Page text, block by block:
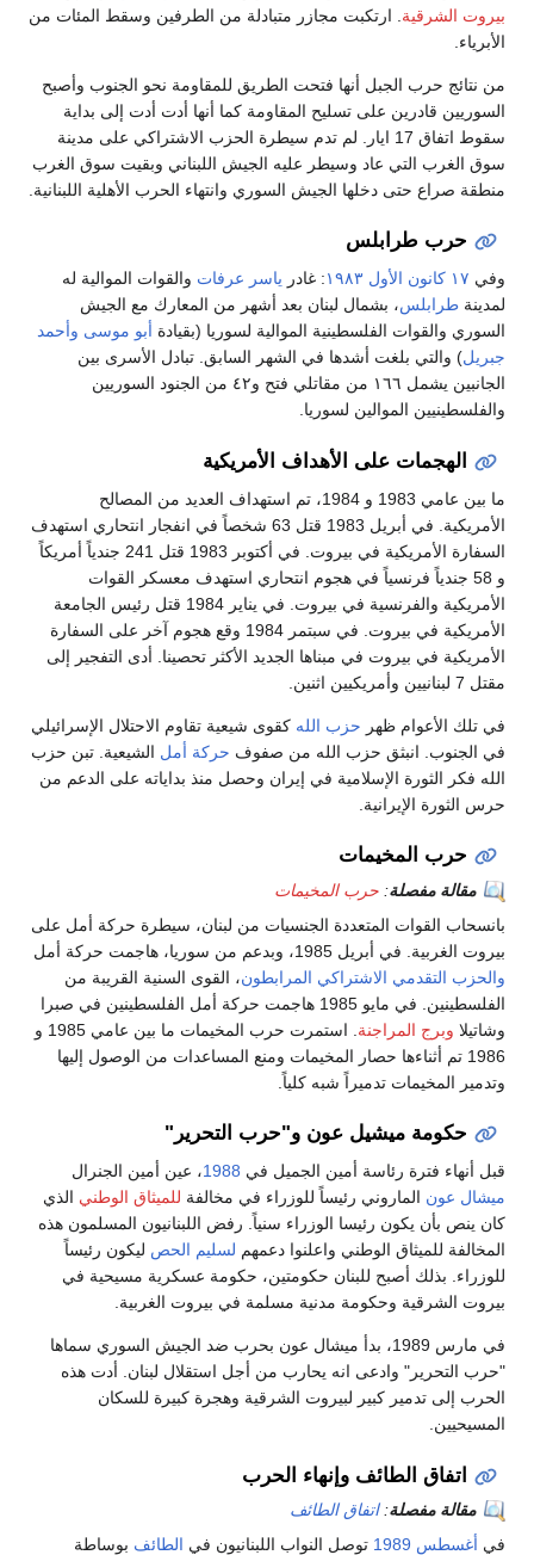
بيروت الشرقية . ارتكبت مجازر متبادلة من الطرفين وسقط المئات من
الأبرياء.
من نتائج حرب الجبل أنها فتحت الطريق للمقاومة نحو الجنوب وأصبح
السوريين قادرين على تسليح المقاومة كما أنها أدت أدت إلى بداية
سقوط اتفاق 17 ايار. لم تدم سيطرة الحزب الاشتراكي على مدينة
سوق الغرب التي عاد وسيطر عليه الجيش اللبناني وبقيت سوق الغرب
منطقة صراع حتى دخلها الجيش السوري وانتهاء الحرب الأهلية اللبنانية.
حرب طرابلس
وفي ١٧ كانون الأول ١٩٨٣: غادر ياسر عرفات والقوات الموالية له
لمدينة طرابلس، بشمال لبنان بعد أشهر من المعارك مع الجيش
السوري والقوات الفلسطينية الموالية لسوريا (بقيادة أبو موسى وأحمد
جبريل) والتي بلغت أشدها في الشهر السابق. تبادل الأسرى بين
الجانبين يشمل ١٦٦ من مقاتلي فتح و٤٢ من الجنود السوريين
والفلسطينيين الموالين لسوريا.
الهجمات على الأهداف الأمريكية
ما بين عامي 1983 و 1984، تم استهداف العديد من المصالح
الأمريكية. في أبريل 1983 قتل 63 شخصاً في انفجار انتحاري استهدف
السفارة الأمريكية في بيروت. في أكتوبر 1983 قتل 241 جندياً أمريكاً
و 58 جندياً فرنسياً في هجوم انتحاري استهدف معسكر القوات
الأمريكية والفرنسية في بيروت. في يناير 1984 قتل رئيس الجامعة
الأمريكية في بيروت. في سبتمر 1984 وقع هجوم آخر على السفارة
الأمريكية في بيروت في مبناها الجديد الأكثر تحصينا. أدى التفجير إلى
مقتل 7 لبنانيين وأمريكيين اثنين.
في تلك الأعوام ظهر حزب الله كقوى شيعية تقاوم الاحتلال الإسرائيلي
في الجنوب. انبثق حزب الله من صفوف حركة أمل الشيعية. تبن حزب
الله فكر الثورة الإسلامية في إيران وحصل منذ بداياته على الدعم من
حرس الثورة الإيرانية.
حرب المخيمات
مقالة مفصلة: حرب المخيمات
بانسحاب القوات المتعددة الجنسيات من لبنان، سيطرة حركة أمل على
بيروت الغربية. في أبريل 1985، وبدعم من سوريا، هاجمت حركة أمل
والحزب التقدمي الاشتراكي المرابطون، القوى السنية القريبة من
الفلسطينين. في مايو 1985 هاجمت حركة أمل الفلسطينين في صبرا
وشاتيلا وبرج المراجنة
. استمرت حرب المخيمات ما بين عامي 1985 و
1986 تم أثناءها حصار المخيمات ومنع المساعدات من الوصول إليها
وتدمير المخيمات تدميراً شبه كلياً.
حكومة ميشيل عون و"حرب التحرير"
قبل أنهاء فترة رئاسة أمين الجميل في 1988، عين أمين الجنرال
ميشال عون الماروني رئيساً للوزراء في مخالفة للميثاق الوطني الذي
كان ينص بأن يكون رئيسا الوزراء سنياً. رفض اللبنانيون المسلمون هذه
المخالفة للميثاق الوطني واعلنوا دعمهم لسليم الحص ليكون رئيساً
للوزراء. بذلك أصبح للبنان حكومتين، حكومة عسكرية مسيحية في
بيروت الشرقية وحكومة مدنية مسلمة في بيروت الغربية.
في مارس 1989، بدأ ميشال عون بحرب ضد الجيش السوري سماها
"حرب التحرير" وادعى انه يحارب من أجل استقلال لبنان. أدت هذه
الحرب إلى تدمير كبير لبيروت الشرقية وهجرة كبيرة للسكان
المسيحيين.
اتفاق الطائف وإنهاء الحرب
مقالة مفصلة:اتفاق الطائف
في أغسطس 1989 توصل النواب اللبنانيون في الطائف بوساطة